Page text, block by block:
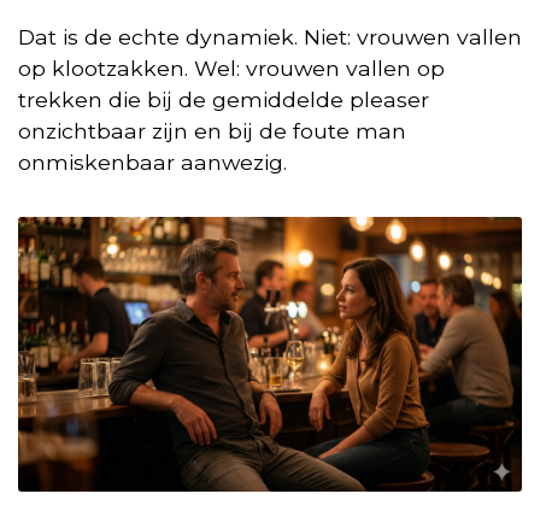
Dat is de echte dynamiek. Niet: vrouwen vallen
op klootzakken. Wel: vrouwen vallen op
trekken die bij de gemiddelde pleaser
onzichtbaar zijn en bij de foute man
onmiskenbaar aanwezig.